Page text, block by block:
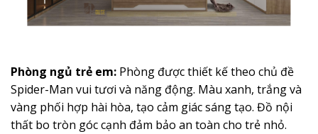
Phòng ngủ trẻ em: Phòng được thiết kế theo chủ đề
Spider-Man vui tươi và năng động. Màu xanh, trắng và
vàng phối hợp hài hòa, tạo cảm giác sáng tạo. Đồ nội
thất bo tròn góc cạnh đảm bảo an toàn cho trẻ nhỏ.